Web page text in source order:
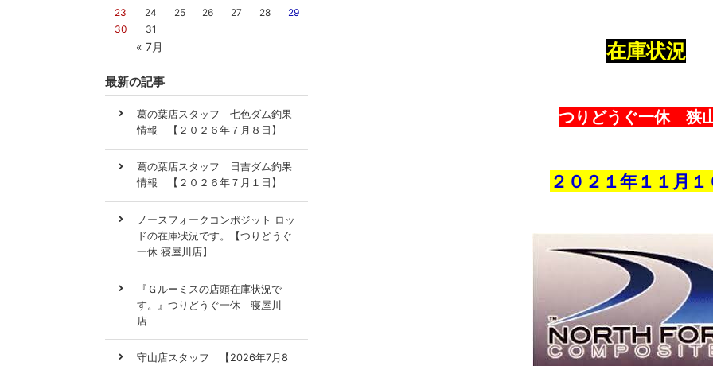
在庫状況
つりどうぐ一休 狭
２０２１年１１ 月１
« 7月
23
24 25 26 27 28
29
30
31
最新の記事
葛の葉店スタッフ 七色ダム釣果
情報 【２０２６年７月８日】
葛の葉店スタッフ 日吉ダム釣果
情報 【２０２６年７月１日】
ノースフォークコンポジット ロッ
ドの在庫状況です。【つりどうぐ
一休 寝屋川店】
『Ｇルーミスの店頭在庫状況で
す。』つりどうぐ一休 寝屋川
店
守山店スタッフ 【2026年7月8